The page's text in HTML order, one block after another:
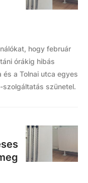
hogy február
órákig hibás
a Tolnai utca egyes
szünetel.